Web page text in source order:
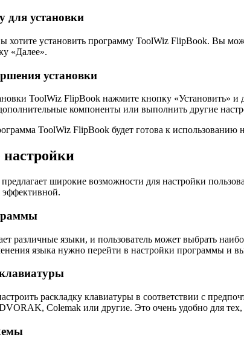
для установки
хотите установить программу ToolWiz FlipBook. Вы
«Далее».
установки
ToolWiz FlipBook нажмите кнопку «Установить»
компоненты или выполнить другие
ToolWiz FlipBook будет готова к
настройки
широкие возможности для настройки
эффективной.
различные языки, и пользователь может выбрать
языка нужно перейти в настройки программы и
раскладку клавиатуры в соответствии с
Colemak или другие. Это очень удобно для